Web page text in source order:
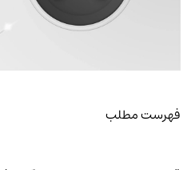
فهرست مطلب